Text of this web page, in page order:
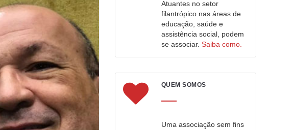
Atuantes no setor
filantrópico nas áreas de
educação, saúde e
assistência social, podem
se associar. Saiba como.
QUEM SOMOS
Uma associação sem fins